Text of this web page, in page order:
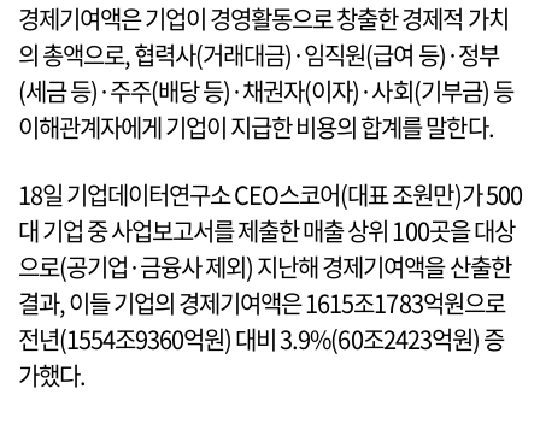
경제기여액은 기업이 경영활동으로 창출한 경제적 가치
의 총액으로, 협력사(거래대금)·임직원(급여 등)·정부
(세금 등)·주주(배당 등)·채권자(이자)·사회(기부금) 등
이해관계자에게 기업이 지급한 비용의 합계를 말한다.
18일 기업데이터연구소 CEO스코어(대표 조원만)가 500
대 기업 중 사업보고서를 제출한 매출 상위 100곳을 대상
으로(공기업·금융사 제외) 지난해 경제기여액을 산출한
결과, 이들 기업의 경제기여액은 1615조1783억원으로
전년(1554조9360억원) 대비 3.9%(60조2423억원) 증
가했다.